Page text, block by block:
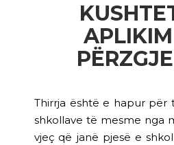
Thirrja është e hapur për
shkollave të mesme nga
vjeç që janë pjesë e